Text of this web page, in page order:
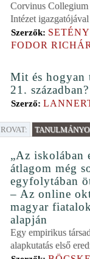
Corvinus Collegium
Intézet igazgatójával
Szerzők:
FODOR
Mit és hogyan
21. században?
Szerző:
ROVAT:
„Az iskolában
átlagom még
egyfolytában
– Az online
magyar
alapján
Egy empirikus
alapkutatás első